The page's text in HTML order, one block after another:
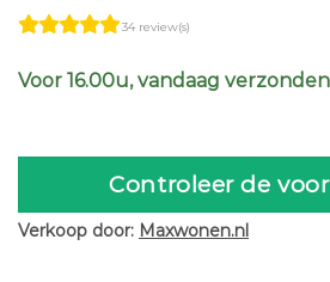
34 review(s)
Voor 16.00u, vandaag verzonden
Controleer de
Verkoop door: Maxwonen.nl